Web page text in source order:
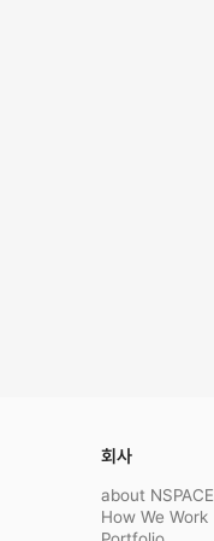
회사
about NSPACE
How We Work